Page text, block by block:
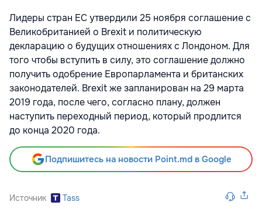
Лидеры стран ЕС утвердили 25 ноября соглашение с
Великобританией о Brexit и политическую
декларацию о будущих отношениях с Лондоном. Для
того чтобы вступить в силу, это соглашение должно
получить одобрение Европарламента и британских
законодателей. Brexit же запланирован на 29 марта
2019 года, после чего, согласно плану, должен
наступить переходный период, который продлится
до конца 2020 года.
Подпишитесь на новости Point.md в Google
Источник Tass